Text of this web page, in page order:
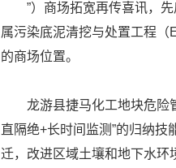
”）商场拓宽再传喜讯，先
属污染底泥清挖与处置工程
的商场位置。
龙游县捷马化工地块危险管
直隔绝+长时间监测”的归纳
迁，改进区域土壤和地下水环